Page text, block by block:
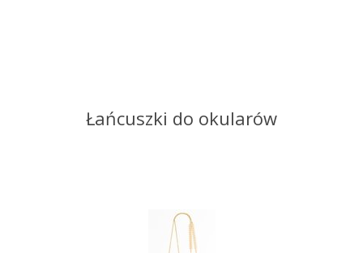
Łańcuszki do okularów